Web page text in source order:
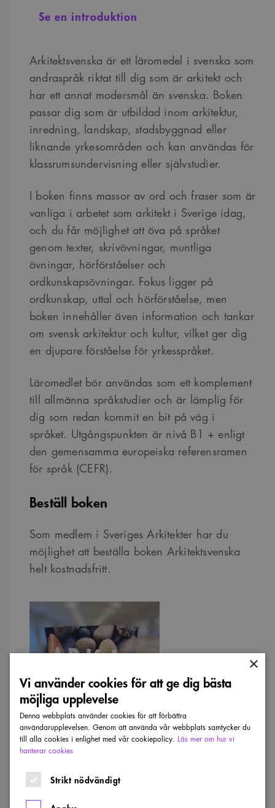
Se en introduktion
Arkitektsvenska är ett läromedel i svenska som
andraspråk riktat till dig som är arkitekt och
har ett annat modersmål än svenska. Boken
passar dig som är utbildad inom arkitektur,
inredning, landskap, stadsbyggnad eller
liknande yrkesområden och kan användas för
klassrumsundervisning eller självstudier.
I boken finns massor av ord och fraser som är
vanliga i arbetet som arkitekt i Sverige idag,
och du får möjlighet att öva på språket
genom texter, skrivövningar, muntliga
övningar, hörförståelser och
ordkunskapsövningar. Fokus ligger på
ordkunskap, uttal och hörförståelse, men
boken innehåller även information och tankar
om svensk arkitektur och kultur, vilket ger dig
en djupare förståelse för yrkesspråket.
Läromedlet bör användas som ett komplement
till allmänna språkstudier och är lämplig för
dig som redan kommit en bit på väg i
språket. Utgångspunkten är nivå B1 + enligt
den gemensamma europeiska referensramen
för språk (CEFR).
Beställ boken
Som medlem i Sveriges Arkitekter har du
möjlighet att beställa boken Arkitektsvenska
helt kostnadsfritt.
Arkitektsvenska, yrkesspråk för utländska arkitekter.
×
Vi använder cookies för att ge dig bästa
möjliga upplevelse
Denna webbplats använder cookies för att förbättra
användarupplevelsen. Genom att använda vår webbplats samtycker du
till alla cookies i enlighet med vår cookiepolicy. Läs mer om hur vi
hanterar cookies
Strikt nödvändigt